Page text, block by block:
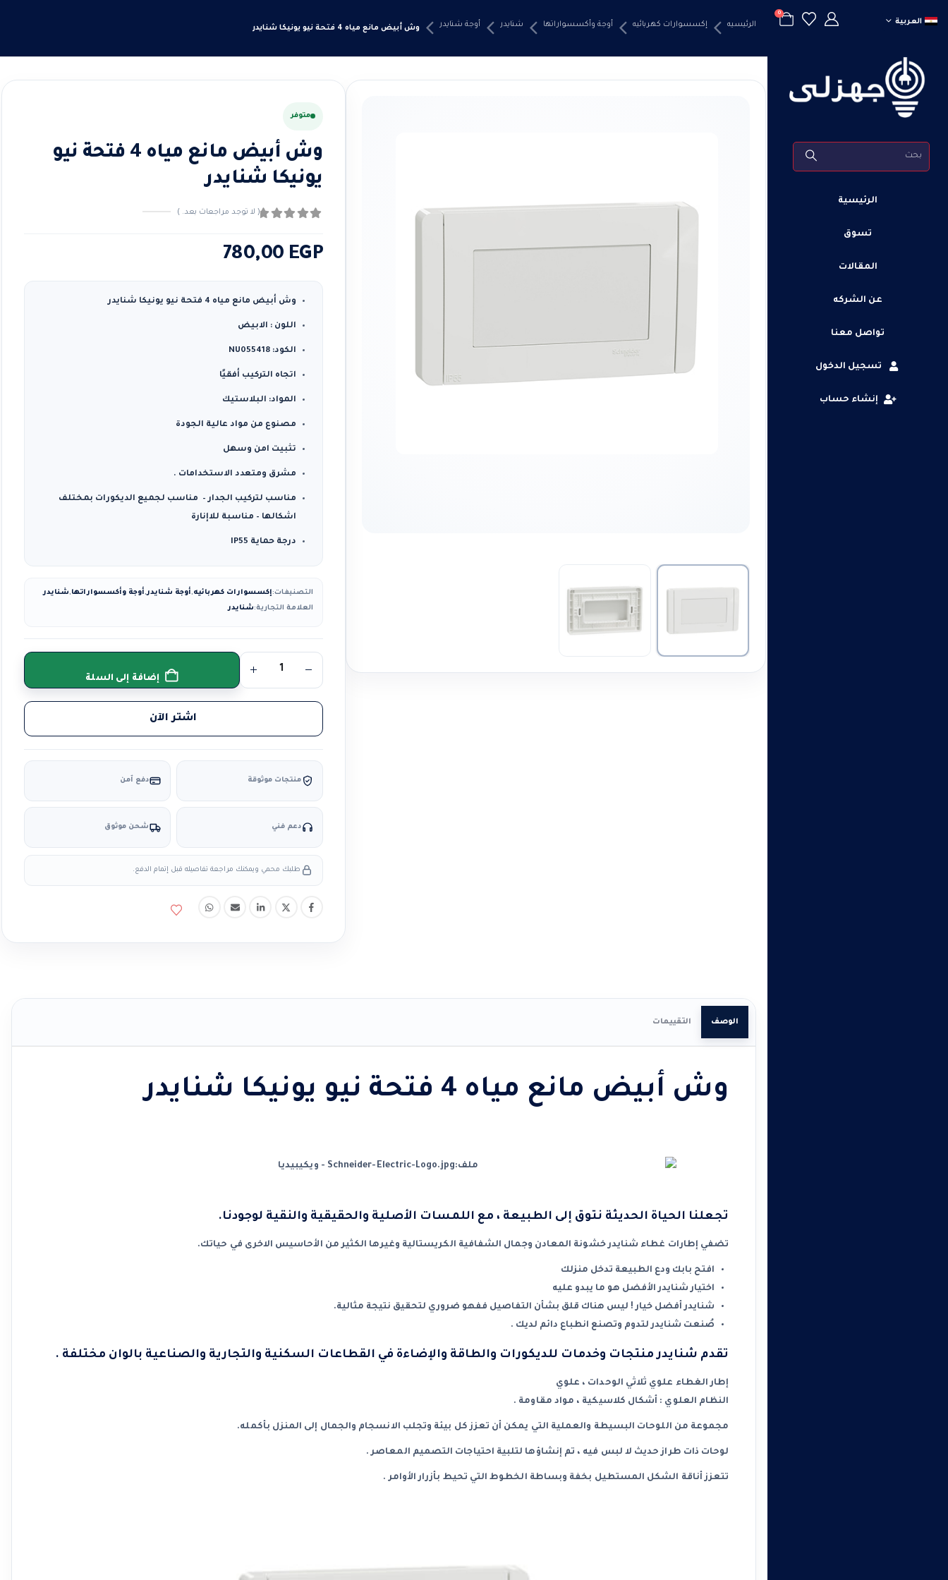
العربية
0
الرئيسية
تسوق
المقالات
عن الشركه
تواصل معنا
تسجيل الدخول
إنشاء حساب
الرئيسيه إكسسوارات كهربائيه أوجة وأكسسواراتها شنايدر أوجة شنايدر وش أبيض مانع مياه 4 فتحة نيو يونيكا شنايدر
متوفر
وش أبيض مانع مياه 4 فتحة نيو
يونيكا شنايدر
( لا توجد مراجعات بعد. )
780,00 EGP
وش أبيض مانع مياه 4 فتحة نيو يونيكا شنايدر
اللون : الابيض
الكود: NU055418
اتجاه التركيب أفقيًا
المواد: البلاستيك
مصنوع من مواد عالية الجودة
تثبيت امن وسهل
مشرق ومتعدد الاستخدامات .
مناسب لتركيب الجدار – مناسب لجميع الديكورات بمختلف
اشكالها – مناسبة للاإنارة
درجة حماية IP55
التصنيفات:إكسسوارات كهربائيه,أوجة شنايدر,أوجة وأكسسواراتها,شنايدر
العلامة التجارية:شنايدر
إضافة إلى السلة
اشتر الآن
منتجات موثوقة دفع آمن
دعم فني شحن موثوق
طلبك محمي ويمكنك مراجعة تفاصيله قبل إتمام الدفع.
الوصف التقييمات
وش أبيض مانع مياه 4 فتحة نيو يونيكا شنايدر
تجعلنا الحياة الحديثة نتوق إلى الطبيعة ، مع اللمسات الأصلية والحقيقية والنقية لوجودنا.
تضفي إطارات غطاء شنايدر خشونة المعادن وجمال الشفافية الكريستالية وغيرها الكثير من الأحاسيس الاخرى في حياتك.
افتح بابك ودع الطبيعة تدخل منزلك
اختيار شنايدر الأفضل هو ما يبدو عليه
شنايدر أفضل خيار ! ليس هناك قلق بشأن التفاصيل ففهو ضروري لتحقيق نتيجة مثالية.
صُنعت شنايدر لتدوم وتصنع انطباع دائم لديك .
تقدم شنايدر منتجات وخدمات للديكورات والطاقة والإضاءة في القطاعات السكنية والتجارية والصناعية بالوان مختلفة .
إطار الغطاء علوي ثلاثي الوحدات ، علوي
النظام العلوي : أشكال كلاسيكية ، مواد مقاومة .
مجموعة من اللوحات البسيطة والعملية التي يمكن أن تعزز كل بيئة وتجلب الانسجام والجمال إلى المنزل بأكمله.
لوحات ذات طراز حديث لا لبس فيه ، تم إنشاؤها لتلبية احتياجات التصميم المعاصر .
تتعزز أناقة الشكل المستطيل بخفة وبساطة الخطوط التي تحيط بأزرار الأوامر .